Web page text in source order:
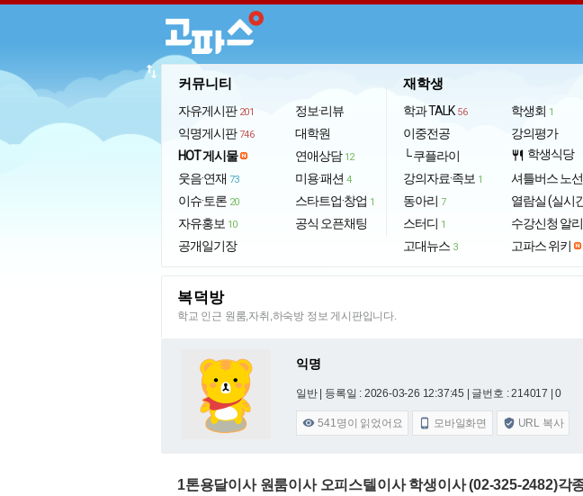
커뮤니티
자유게시판 201
익명게시판 746
HOT 게시물
웃음·연재 73
이슈·토론 20
자유홍보 10
공개일기장
정보·리뷰
대학원
연애상담 12
미용·패션 4
스타트업·창업 1
공식 오픈채팅
재학생
학과 TALK 56
이중전공
└ 쿠플라이
강의자료·족보 1
동아리 7
스터디 1
고대뉴스 3
학생회 1
강의평가
restaurant 학생식당
셔틀버스 노선
열람실 (실시
수강신청 알
고파스 위키
import_export
복덕방
학교 인근 원룸,자취,하숙방 정보 게시판입니다.
익명
일반 | 등록일 : 2026-03-26 12:37:45 | 글번호 : 214017 | 0
 541명이 읽었어요  모바일화면  URL 복사
1톤용달이사 원룸이사 오피스텔이사 학생이사 (02-325-2482)각